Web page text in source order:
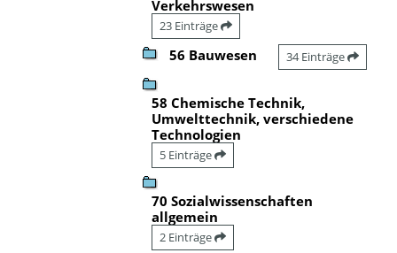
Verkehrswesen
23 Einträge
56 Bauwesen 34 Einträge
58 Chemische Technik,
Umwelttechnik, verschiedene
Technologien
5 Einträge
70 Sozialwissenschaften
allgemein
2 Einträge